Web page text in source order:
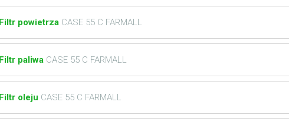
Filtr powietrza CASE 55 C FARMALL
Filtr paliwa CASE 55 C FARMALL
Filtr oleju CASE 55 C FARMALL